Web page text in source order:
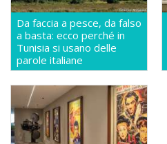
Da faccia a pesce, da falso
a basta: ecco perché in
Tunisia si usano delle
parole italiane